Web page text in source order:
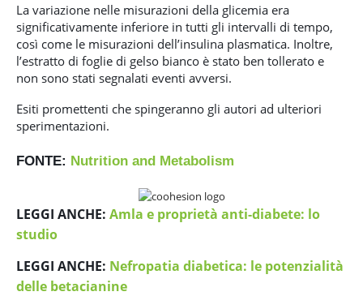
La variazione nelle misurazioni della glicemia era
significativamente inferiore in tutti gli intervalli di tempo,
così come le misurazioni dell’insulina plasmatica. Inoltre,
l’estratto di foglie di gelso bianco è stato ben tollerato e
non sono stati segnalati eventi avversi.
Esiti promettenti che spingeranno gli autori ad ulteriori
sperimentazioni.
FONTE: Nutrition and Metabolism
LEGGI ANCHE: Amla e proprietà anti-diabete: lo
studio
LEGGI ANCHE: Nefropatia diabetica: le potenzialità
delle betacianine